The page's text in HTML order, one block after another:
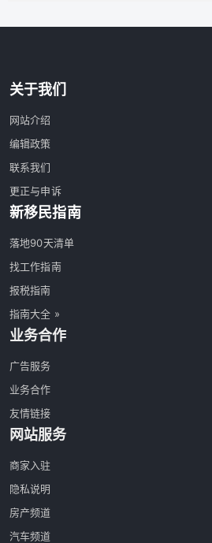
关于我们
网站介绍
编辑政策
联系我们
更正与申诉
新移民指南
落地90天清单
找工作指南
报税指南
指南大全 »
业务合作
广告服务
业务合作
友情链接
网站服务
商家入驻
隐私说明
房产频道
汽车频道